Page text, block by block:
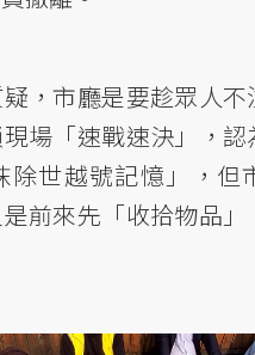
，市廳是要趁眾人不
場「速戰速決」，認
除世越號記憶」，但
前來先「收拾物品